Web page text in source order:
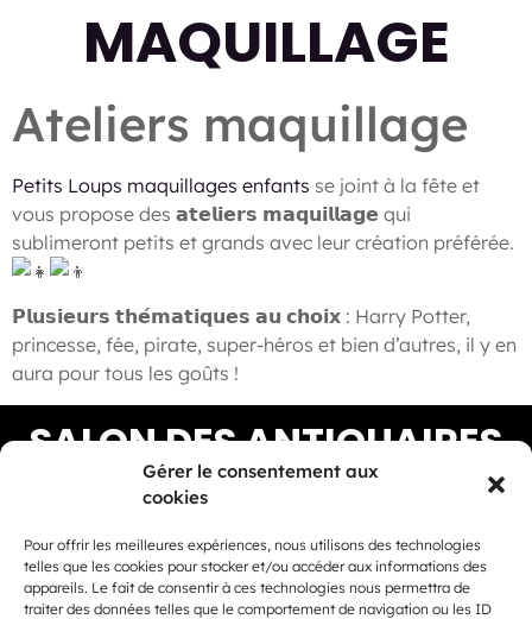
Gérer le consentement aux
cookies
Pour offrir les meilleures expériences, nous utilisons des technologies
telles que les cookies pour stocker et/ou accéder aux informations des
appareils. Le fait de consentir à ces technologies nous permettra de
traiter des données telles que le comportement de navigation ou les ID
MAQUILLAGE
Ateliers maquillage
Petits Loups maquillages enfants se joint à la fête et
vous propose des 𝗮𝘁𝗲𝗹𝗶𝗲𝗿𝘀 𝗺𝗮𝗾𝘂𝗶𝗹𝗹𝗮𝗴𝗲 qui
sublimeront petits et grands avec leur création préférée.
𝗣𝗹𝘂𝘀𝗶𝗲𝘂𝗿𝘀 𝘁𝗵𝗲́𝗺𝗮𝘁𝗶𝗾𝘂𝗲𝘀 𝗮𝘂 𝗰𝗵𝗼𝗶𝘅 : Harry Potter,
princesse, fée, pirate, super-héros et bien d’autres, il y en
aura pour tous les goûts !
SALON DES ANTIQUAIRES
2026